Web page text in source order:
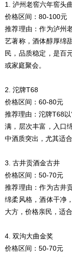
1. 泸州老窖六年窖头曲
价格区间：80-100元
推荐理由：作为泸州
艺著称，酒体醇厚绵
民，品质稳定，是百
或家庭聚会。
2. 沱牌T68
价格区间：60-80元
推荐理由：沱牌T68
满，层次丰富，入口
中酒质突出，尤其适
3. 古井贡酒金古井
价格区间：50-70元
推荐理由：作为古井
绵柔风格，酒体干净
大方，价格亲民，适合
4. 双沟大曲金奖
价格区间：50-70元